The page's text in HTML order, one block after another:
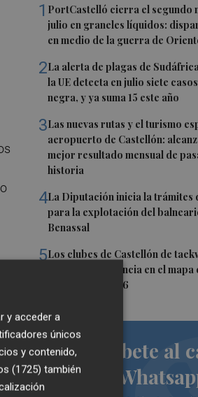
1 PortCastelló cierra el segundo
julio en graneles líquidos:
en medio de la guerra de
2La alerta de plagas de
la UE detecta en julio siete
negra, y ya suma 15 este año
3Las nuevas rutas y el turismo
aeropuerto de Castellón:
mejor resultado mensual de
historia
4La Diputación inicia la trámites
para la explotación del
Benassal
5Los clubes de Castellón de
ponen a la provincia en el mapa
temporada 25/26
Suscríbete al
de
y acceder a
únicos
y contenido,
(1725) también